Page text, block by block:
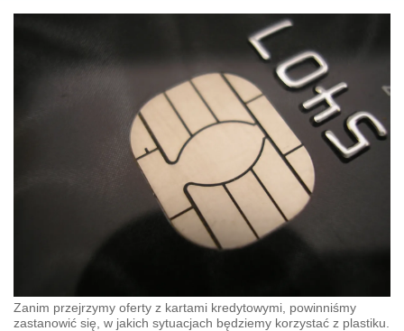
Zanim przejrzymy oferty z kartami kredytowymi, powinniśmy
zastanowić się, w jakich sytuacjach będziemy korzystać z plastiku.